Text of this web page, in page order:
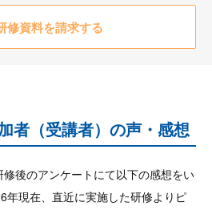
修資料を請求する
者（受講者）の声・感想
後のアンケートにて以下の感想をい
年現在、直近に実施した研修よりピ